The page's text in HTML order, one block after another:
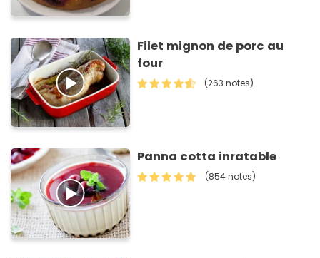
Filet mignon de porc au
four
(263 notes)
Panna cotta inratable
(854 notes)